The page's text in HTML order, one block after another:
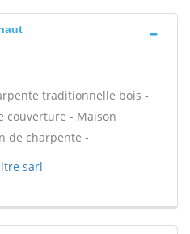
traditionnelle bois -
couverture - Maison
de charpente -
sarl